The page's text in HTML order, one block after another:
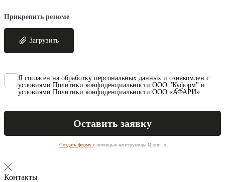
Прикрепить резюме
Загрузить
Я согласен на обработку персональных данных и ознакомлен с
условиями Политики конфиденциальности ООО "Куформ" и
условиями Политики конфиденциальности ООО «АФАРИ»
Создать форму с помощью конструктора Qform.io
Контакты